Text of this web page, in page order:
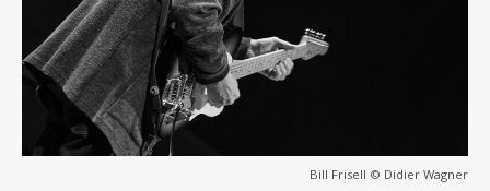
Bill Frisell © Didier Wagner